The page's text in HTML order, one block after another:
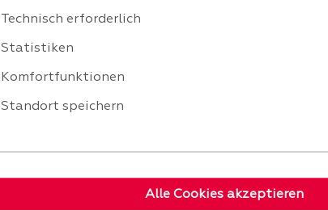
Technisch erforderlich
Statistiken
Komfortfunktionen
Standort speichern
Alle Cookies akzeptieren